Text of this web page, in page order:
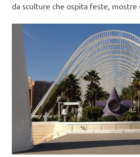
da sculture che ospita feste, mostre